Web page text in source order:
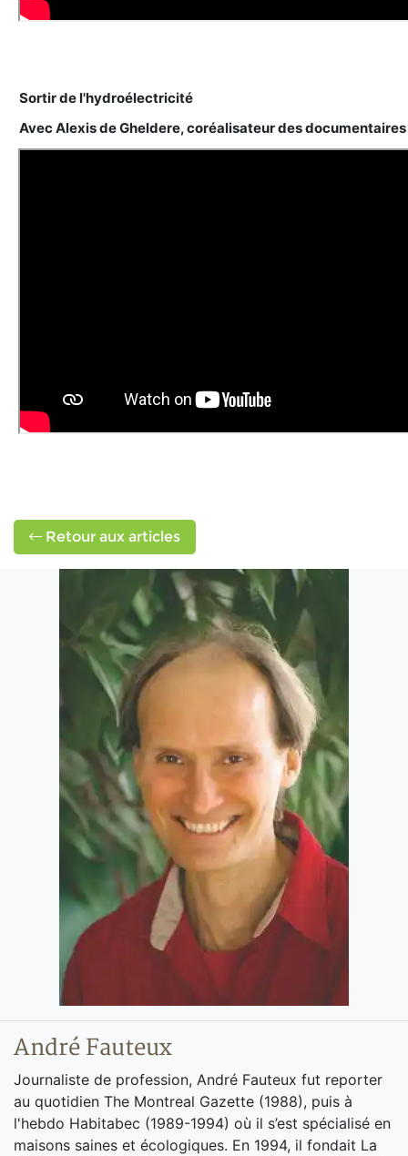
Sortir de l'hydroélectricité
Avec Alexis de Gheldere, coréalisateur des
Retour aux articles
André Fauteux
Journaliste de profession, André Fauteux fut reporter
au quotidien The Montreal Gazette (1988), puis à
l'hebdo Habitabec (1989-1994) où il s’est spécialisé en
maisons saines et écologiques. En 1994, il fondait La